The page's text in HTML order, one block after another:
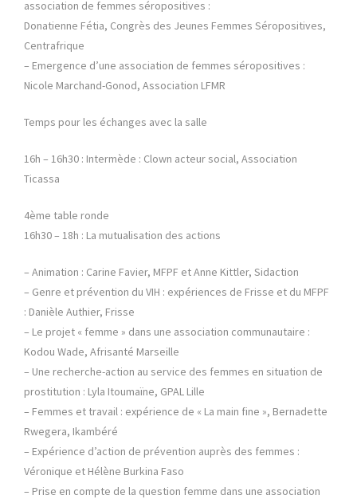
association de femmes séropositives :
Donatienne Fétia, Congrès des Jeunes Femmes Séropositives,
Centrafrique
– Emergence d’une association de femmes séropositives :
Nicole Marchand-Gonod, Association LFMR
Temps pour les échanges avec la salle
16h – 16h30 : Intermède : Clown acteur social, Association
Ticassa
4ème table ronde
16h30 – 18h : La mutualisation des actions
– Animation : Carine Favier, MFPF et Anne Kittler, Sidaction
– Genre et prévention du VIH : expériences de Frisse et du MFPF
: Danièle Authier, Frisse
– Le projet « femme » dans une association communautaire :
Kodou Wade, Afrisanté Marseille
– Une recherche-action au service des femmes en situation de
prostitution : Lyla Itoumaïne, GPAL Lille
– Femmes et travail : expérience de « La main fine », Bernadette
Rwegera, Ikambéré
– Expérience d’action de prévention auprès des femmes :
Véronique et Hélène Burkina Faso
– Prise en compte de la question femme dans une association